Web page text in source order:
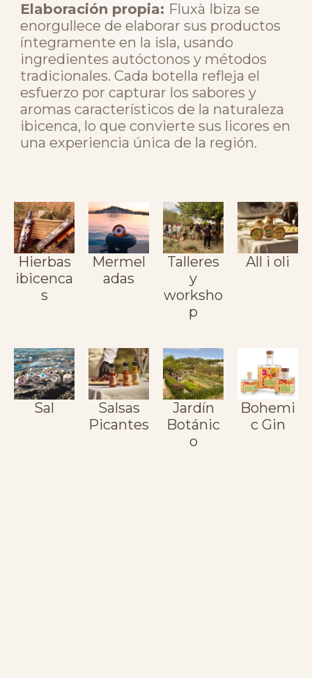
Elaboración propia: Fluxà Ibiza se
enorgullece de elaborar sus productos
íntegramente en la isla, usando
ingredientes autóctonos y métodos
tradicionales. Cada botella refleja el
esfuerzo por capturar los sabores y
aromas característicos de la naturaleza
ibicenca, lo que convierte sus licores en
una experiencia única de la región.
Hierbas
ibicenca
s
Mermel
adas
Talleres
y
worksho
p​
All i oli
Sal
Salsas
Picantes
Jardín
Botánic
o
Bohemi
c Gin